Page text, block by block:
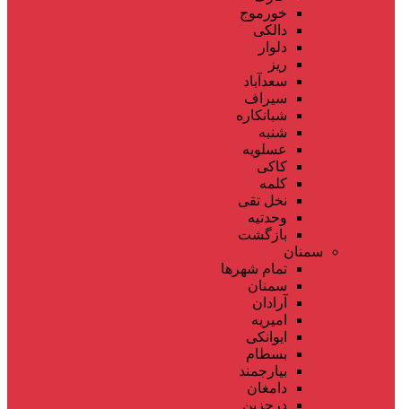
خورموج
دالکی
دلوار
ریز
سعدآباد
سیراف
شبانکاره
شنبه
عسلویه
کاکی
کلمه
نخل تقی
وحدتیه
بازگشت
سمنان
تمام شهر‌ها
سمنان
آرادان
امیریه
ایوانکی
بسطام
بیارجمند
دامغان
درجزین